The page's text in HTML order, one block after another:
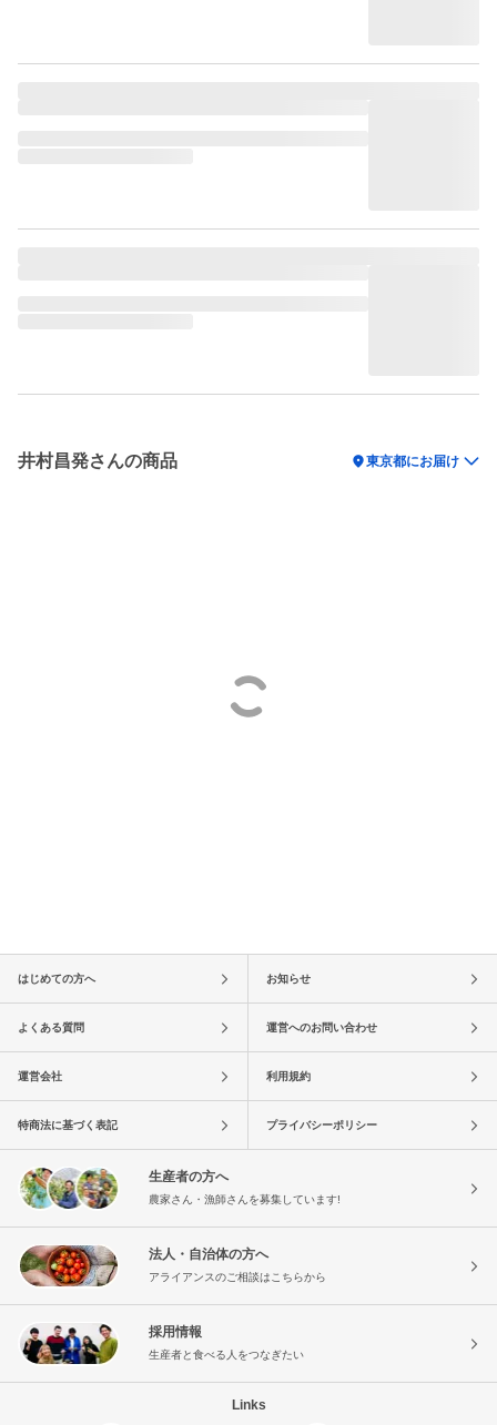
井村昌発さんの商品 location_on東京都にお届け
はじめての方へ お知らせ
よくある質問 運営へのお問い合わせ
運営会社 利用規約
特商法に基づく表記 プライバシーポリシー
生産者の方へ
農家さん・漁師さんを募集しています!
法人・自治体の方へ
アライアンスのご相談はこちらから
採用情報
生産者と食べる人をつなぎたい
Links